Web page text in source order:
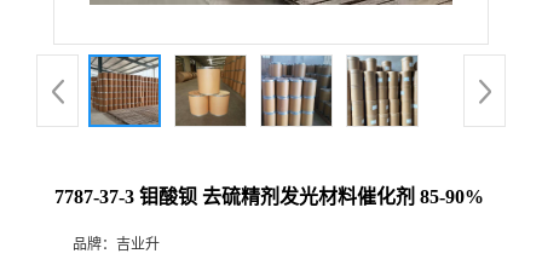
7787-37-3 钼酸钡 去硫精剂发光材料催化剂 85-90%
品牌： 吉业升